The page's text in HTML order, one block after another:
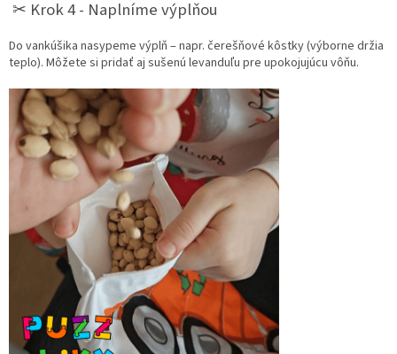
✂︎ Krok 4 - Naplníme výplňou
Do vankúšika nasypeme výplň – napr. čerešňové kôstky (výborne držia
teplo). Môžete si pridať aj sušenú levanduľu pre upokojujúcu vôňu.